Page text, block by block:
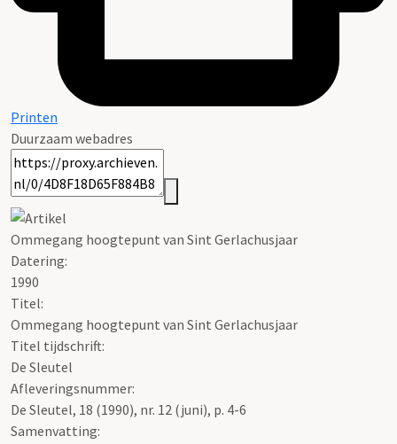
Printen
Duurzaam webadres
Ommegang hoogtepunt van Sint Gerlachusjaar
Datering:
1990
Titel:
Ommegang hoogtepunt van Sint Gerlachusjaar
Titel tijdschrift:
De Sleutel
Afleveringsnummer:
De Sleutel, 18 (1990), nr. 12 (juni), p. 4-6
Samenvatting: